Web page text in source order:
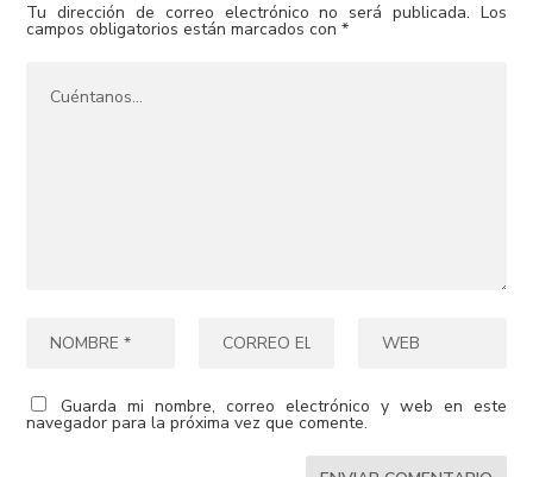
Tu dirección de correo electrónico no será publicada. Los
campos obligatorios están marcados con*
Guarda mi nombre, correo electrónico y web en este
navegador para la próxima vez que comente.